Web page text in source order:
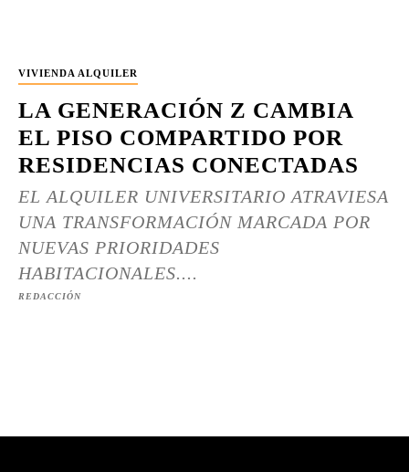
VIVIENDA ALQUILER
LA GENERACIÓN Z CAMBIA
EL PISO COMPARTIDO POR
RESIDENCIAS CONECTADAS
EL ALQUILER UNIVERSITARIO ATRAVIESA
UNA TRANSFORMACIÓN MARCADA POR
NUEVAS PRIORIDADES
HABITACIONALES....
REDACCIÓN